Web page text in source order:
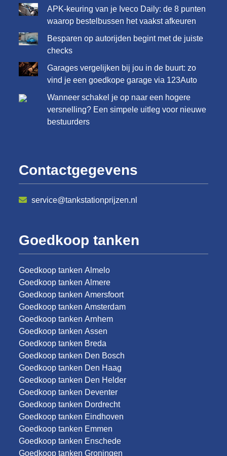
APK-keuring van je Iveco Daily: de 8 punten
waarop bestelbussen het vaakst afkeuren
Besparen op autorijden begint met de juiste
checks
Garages vergelijken bij jou in de buurt: zo
vind je een goedkope garage via 123Auto
Wanneer schakel je op naar een hogere
versnelling? Een simpele uitleg voor nieuwe
bestuurders
Contactgegevens
service@tankstationprijzen.nl
Goedkoop tanken
Goedkoop tanken Almelo
Goedkoop tanken Almere
Goedkoop tanken Amersfoort
Goedkoop tanken Amsterdam
Goedkoop tanken Arnhem
Goedkoop tanken Assen
Goedkoop tanken Breda
Goedkoop tanken Den Bosch
Goedkoop tanken Den Haag
Goedkoop tanken Den Helder
Goedkoop tanken Deventer
Goedkoop tanken Dordrecht
Goedkoop tanken Eindhoven
Goedkoop tanken Emmen
Goedkoop tanken Enschede
Goedkoop tanken Groningen